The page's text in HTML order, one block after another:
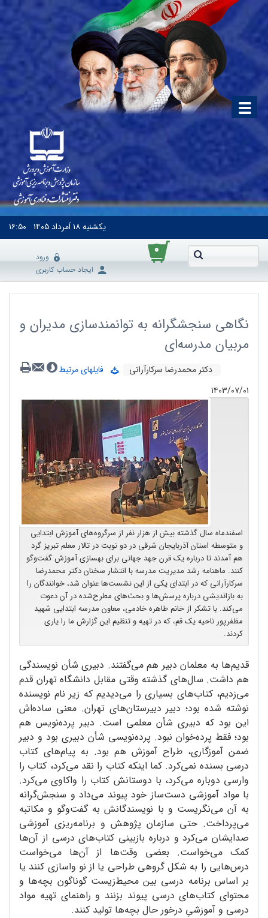
یکشنبه۱۸ اَمرداد ۱۴۰۵ ۱۶:۵۰
۰
ورود
ایجاد حساب کاربری
نگاهی سنجشگرانه به توانمندسازی مدیران و
مربیان مدرسه‌ای
دکتر محمدرضا سرکارآرانی
فایلهای مرتبط
۱۴۰۳/۰۷/۰۱
اسفندماه سال گذشته بیش از هزار نفر از سرگروه‌های آموزش ابتدایی
و متوسطه استان آذربایجان شرقی در دو نوبت در تالار معلم تبریز گرد
هم آمدند تا درباره یک قرن جهد جهانی برای بهسازی آموزش گفت‌وگو
کنند. ماهنامه رشد مدیریت مدرسه با انتشار سخنان دکتر محمدرضا
سرکارآرانی که در ابتدای یکی از این نشست‌ها عنوان شد، خوانندگان را
به بازاندیشی درباره پرسش‌ها و بحث‌های مطرح‌شده در آن دعوت
می‌کند. با تشکر از خانم طاهره خادمی، معاون مدرسه ابتدایی شهید
مظفرپور ناحیه یک قم، که در تهیه و تنظیم این گزارش ما را یاری
کردند.
قدیم‌ها به معلمان دبیر هم می‌گفتند. دبیری شأن نویسندگی
هم داشت. سال‌های گذشته وقتی مقابل دانشگاه تهران قدم
می‌زدیم، کتاب‌های بسیاری را می‌دیدیم که زیر نام نویسنده
نوشته شده بود؛ دبیر دبیرستان‌های تهران. معنی ساده‌اش
این بود که دبیری شأن معلمی است. دبیر پرده‌نویس هم
بود؛ فقط پرده‌خوان نبود. پرده‌نویسی شأن دبیری بود و دبیر
ضمن آموزگاری، طراح آموزش هم بود. به پیام‌های کتاب
درسی بسنده نمی‌کرد. کما اینکه کتاب را نقد می‌کرد، کتاب را
وارسی دوباره می‌کرد، با دوستانش کتاب را واکاوی می‌کرد.
با مواد آموزشی دست‌ساز خود پیوند می‌داد و سنجش‌گرانه
به آن می‌نگریست و با نویسندگانش به گفت‌وگو و مکاتبه
می‌پرداخت. حتی سازمان پژوهش و برنامه‌ریزی آموزشی
صدایشان می‌کرد و درباره بازبینی کتاب‌های درسی از آن‌ها
کمک می‌خواست. بعضی وقت‌ها از آن‌ها می‌خواست
درس‌هایی را به شکل گروهی طراحی یا از نو واسازی کنند یا
بر اساس برنامه درسی بین محیط‌زیست گوناگون بچه‌ها و
محتوای کتاب‌های درسی پیوند بزنند و راهنمای تهیه مواد
درسی و آموزشیِ درخور حال بچه‌ها تولید کنند.